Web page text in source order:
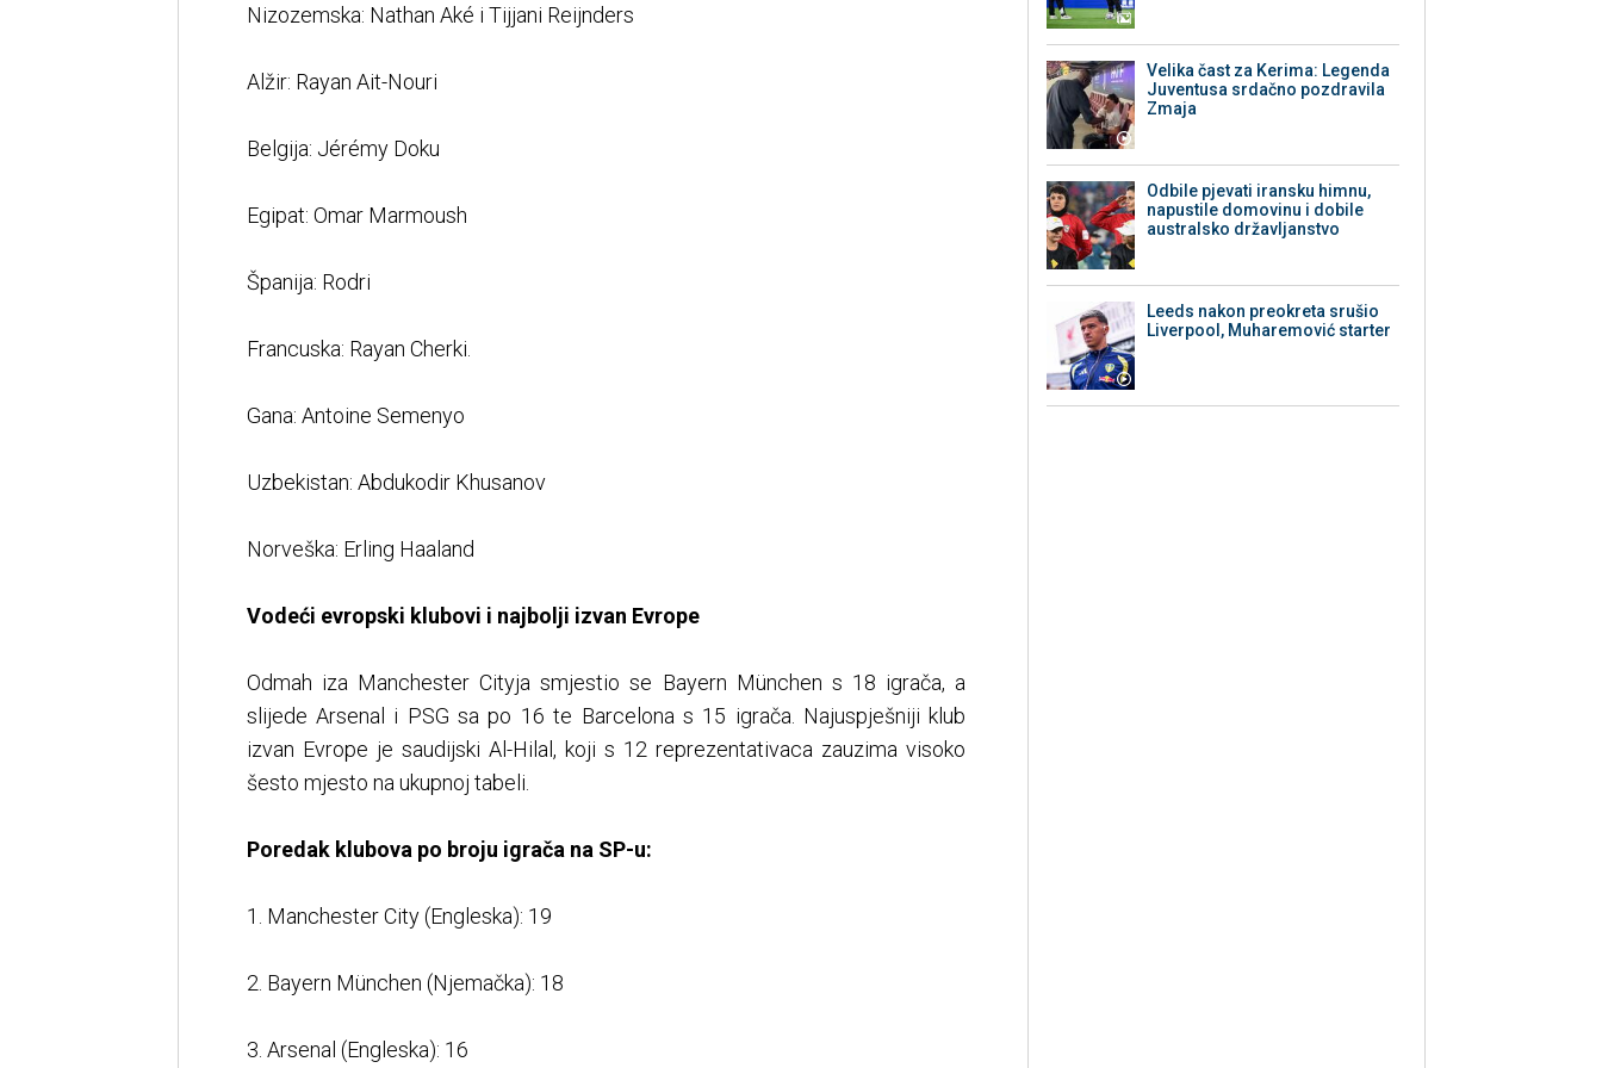
Nizozemska: Nathan Aké i Tijjani Reijnders
Alžir: Rayan Ait-Nouri
Belgija: Jérémy Doku
Egipat: Omar Marmoush
Španija: Rodri
Francuska: Rayan Cherki.
Gana: Antoine Semenyo
Uzbekistan: Abdukodir Khusanov
Norveška: Erling Haaland
Vodeći evropski klubovi i najbolji izvan Evrope
Odmah iza Manchester Cityja smjestio se Bayern München s 18 igrača, a
slijede Arsenal i PSG sa po 16 te Barcelona s 15 igrača. Najuspješniji klub
izvan Evrope je saudijski Al-Hilal, koji s 12 reprezentativaca zauzima visoko
šesto mjesto na ukupnoj tabeli.
Poredak klubova po broju igrača na SP-u:
1. Manchester City (Engleska): 19
2. Bayern München (Njemačka): 18
3. Arsenal (Engleska): 16
Velika čast za Kerima: Legenda
Juventusa srdačno pozdravila
Zmaja
Odbile pjevati iransku himnu,
napustile domovinu i dobile
australsko državljanstvo
Leeds nakon preokreta srušio
Liverpool, Muharemović starter